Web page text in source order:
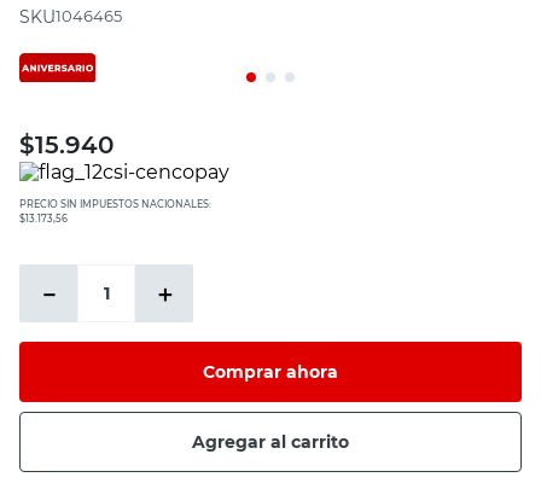
:1046465
$15.940
PRECIO SIN IMPUESTOS NACIONALES:
$13.173,56
＋
－
Comprar ahora
Agregar al carrito